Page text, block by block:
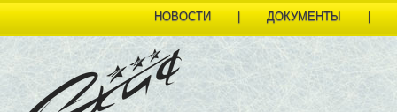
НОВОСТИ | ДОКУМЕНТЫ |